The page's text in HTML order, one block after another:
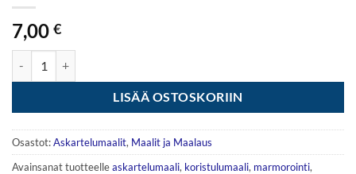
7,00 €
LISÄÄ OSTOSKORIIN
Osastot:Askartelumaalit, Maalit ja Maalaus
Avainsanat tuotteelleaskartelumaali, koristulumaali, marmorointi,